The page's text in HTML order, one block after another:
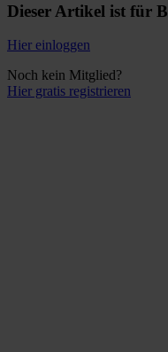
Dieser Artikel ist für
Hier einloggen
Noch kein Mitglied?
Hier gratis registrieren